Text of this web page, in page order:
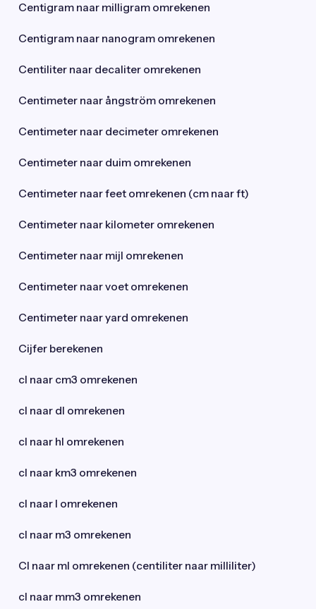
Centigram naar milligram omrekenen
Centigram naar nanogram omrekenen
Centiliter naar decaliter omrekenen
Centimeter naar ångström omrekenen
Centimeter naar decimeter omrekenen
Centimeter naar duim omrekenen
Centimeter naar feet omrekenen (cm naar ft)
Centimeter naar kilometer omrekenen
Centimeter naar mijl omrekenen
Centimeter naar voet omrekenen
Centimeter naar yard omrekenen
Cijfer berekenen
cl naar cm3 omrekenen
cl naar dl omrekenen
cl naar hl omrekenen
cl naar km3 omrekenen
cl naar l omrekenen
cl naar m3 omrekenen
Cl naar ml omrekenen (centiliter naar milliliter)
cl naar mm3 omrekenen